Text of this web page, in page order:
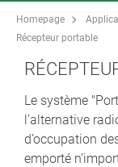
Homepage
Récepteur portable
Le système
l’alternative
d’occupation
emporté